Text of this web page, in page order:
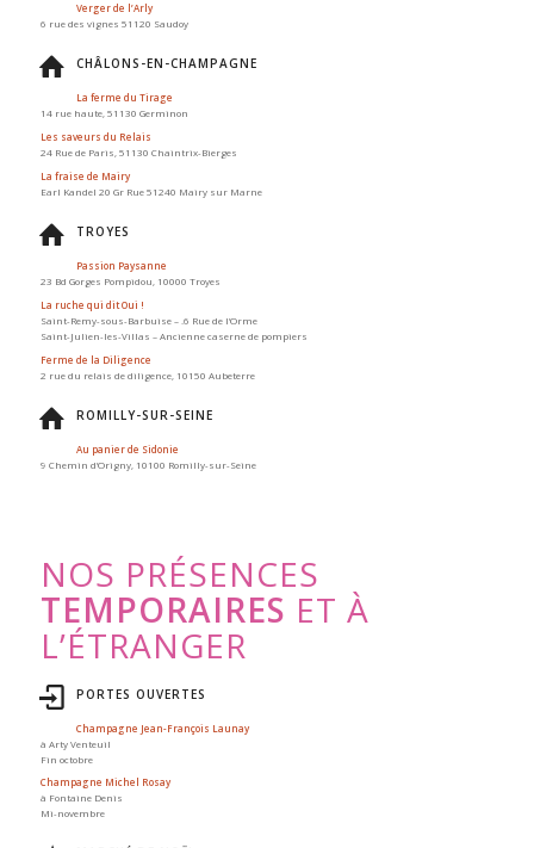
Verger de l’Arly
6 rue des vignes 51120 Saudoy
CHÂLONS-EN-CHAMPAGNE
La ferme du Tirage
14 rue haute, 51130 Germinon
Les saveurs du Relais
24 Rue de Paris, 51130 Chaintrix-Bierges
La fraise de Mairy
Earl Kandel 20 Gr Rue 51240 Mairy sur Marne
TROYES
Passion Paysanne
23 Bd Gorges Pompidou, 10000 Troyes
La ruche qui dit Oui !
Saint-Remy-sous-Barbuise – .6 Rue de l’Orme
Saint-Julien-les-Villas – Ancienne caserne de pompiers
Ferme de la Diligence
2 rue du relais de diligence, 10150 Aubeterre
ROMILLY-SUR-SEINE
Au panier de Sidonie
9 Chemin d’Origny, 10100 Romilly-sur-Seine
NOS PRÉSENCES
TEMPORAIRES ET À
L’ÉTRANGER
PORTES OUVERTES
Champagne Jean-François Launay
à Arty Venteuil
Fin octobre
Champagne Michel Rosay
à Fontaine Denis
Mi-novembre